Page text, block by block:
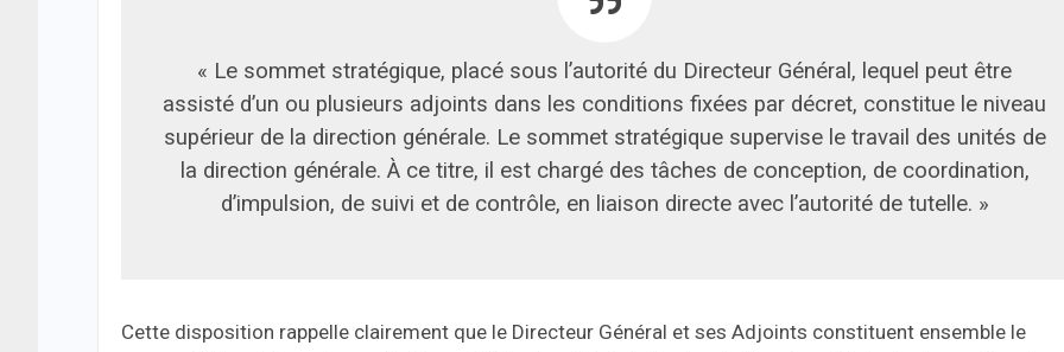
« Le sommet stratégique, placé sous l’autorité du Directeur Général, lequel peut être
assisté d’un ou plusieurs adjoints dans les conditions fixées par décret, constitue le niveau
supérieur de la direction générale. Le sommet stratégique supervise le travail des unités de
la direction générale. À ce titre, il est chargé des tâches de conception, de coordination,
d’impulsion, de suivi et de contrôle, en liaison directe avec l’autorité de tutelle. »
Cette disposition rappelle clairement que le Directeur Général et ses Adjoints constituent ensemble le